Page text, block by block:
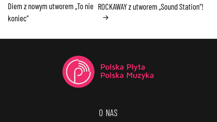
Diem z nowym utworem „To nie
koniec”
ROCKAWAY z utworem „Sound Station”!
→
O NAS